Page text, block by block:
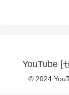
YouTube [
© 2024